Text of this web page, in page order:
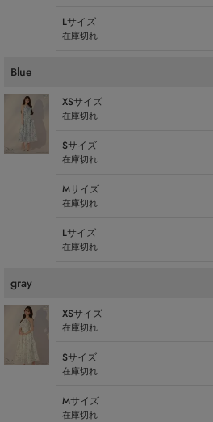
Lサイズ
在庫切れ
Blue
XSサイズ
在庫切れ
Sサイズ
在庫切れ
Mサイズ
在庫切れ
Lサイズ
在庫切れ
gray
XSサイズ
在庫切れ
Sサイズ
在庫切れ
Mサイズ
在庫切れ